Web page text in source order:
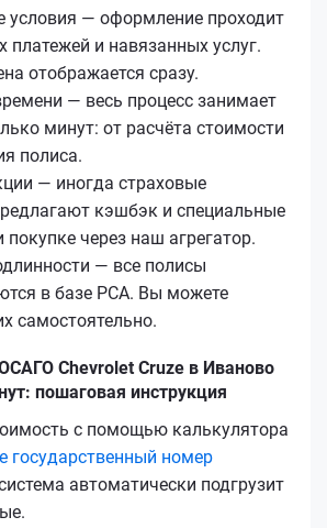
условия — оформление проходит
платежей и навязанных услуг.
отображается сразу.
— весь процесс занимает
минут: от расчёта стоимости
полиса.
— иногда страховые
кэшбэк и специальные
покупке через наш агрегатор.
— все полисы
в базе РСА. Вы можете
самостоятельно.
Chevrolet Cruze в Иваново
пошаговая инструкция
с помощью калькулятора
государственный номер
автоматически подгрузит